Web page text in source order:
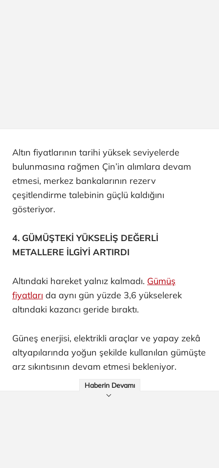
Altın fiyatlarının tarihi yüksek seviyelerde
bulunmasına rağmen Çin’in alımlara devam
etmesi, merkez bankalarının rezerv
çeşitlendirme talebinin güçlü kaldığını
gösteriyor.
4. GÜMÜŞTEKİ YÜKSELİŞ DEĞERLİ
METALLERE İLGİYİ ARTIRDI
Altındaki hareket yalnız kalmadı. Gümüş
fiyatları da aynı gün yüzde 3,6 yükselerek
altındaki kazancı geride bıraktı.
Güneş enerjisi, elektrikli araçlar ve yapay zekâ
altyapılarında yoğun şekilde kullanılan gümüşte
arz sıkıntısının devam etmesi bekleniyor.
Haberin Devamı